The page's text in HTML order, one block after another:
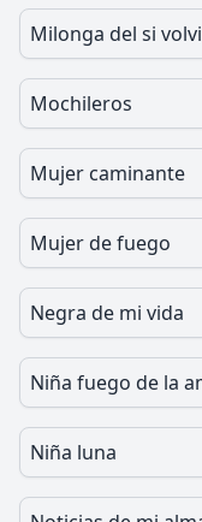
Milonga del si
Mochileros
Mujer caminante
Mujer de fuego
Negra de mi vida
Niña fuego de la
Niña luna